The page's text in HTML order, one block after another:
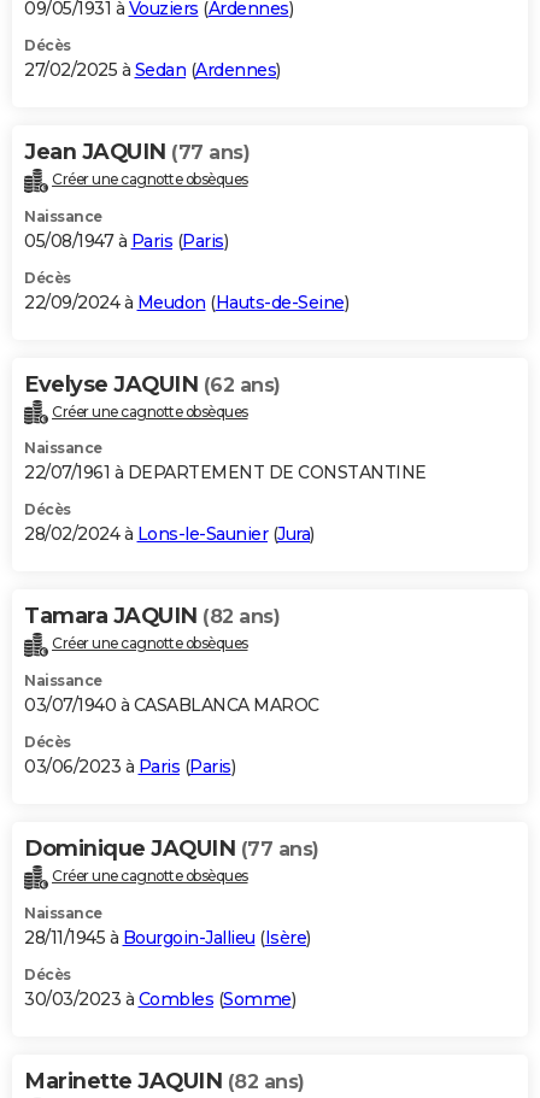
09/05/1931 à Vouziers (Ardennes)
Décès
27/02/2025 à Sedan (Ardennes)
Jean JAQUIN (77 ans)
Créer une cagnotte obsèques
Naissance
05/08/1947 à Paris (Paris)
Décès
22/09/2024 à Meudon (Hauts-de-Seine)
Evelyse JAQUIN (62 ans)
Créer une cagnotte obsèques
Naissance
22/07/1961 à DEPARTEMENT DE CONSTANTINE
Décès
28/02/2024 à Lons-le-Saunier(Jura)
Tamara JAQUIN (82 ans)
Créer une cagnotte obsèques
Naissance
03/07/1940 à CASABLANCA MAROC
Décès
03/06/2023 à Paris (Paris)
Dominique JAQUIN (77 ans)
Créer une cagnotte obsèques
Naissance
28/11/1945 à Bourgoin-Jallieu (Isère)
Décès
30/03/2023 à Combles (Somme)
Marinette JAQUIN (82 ans)